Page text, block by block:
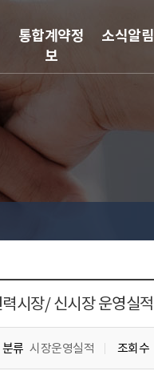
통합계약정
보
소식알림
시장/ 신시장 운영실적
분류 시장운영실적 조회수